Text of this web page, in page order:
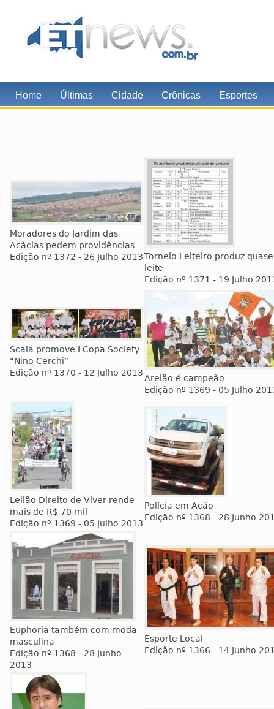
Home Últimas Cidade Crônicas Esportes
Moradores do Jardim das
Acácias pedem providências
Edição nº 1372 - 26 Julho 2013Torneio Leiteiro produz
leite
Edição nº 1371 - 19 Julho
Scala promove I Copa Society
“Nino Cerchi”
Edição nº 1370 - 12 Julho 2013
Areião é campeão
Edição nº 1369 - 05 Julho
Leilão Direito de Viver rende
mais de R$ 70 mil
Edição nº 1369 - 05 Julho 2013
Polícia em Ação
Edição nº 1368 - 28 Junho
Euphoria também com moda
masculina
Edição nº 1368 - 28 Junho
2013
Esporte Local
Edição nº 1366 - 14 Junho